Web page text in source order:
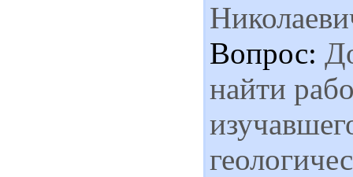
Вопрос:
найти